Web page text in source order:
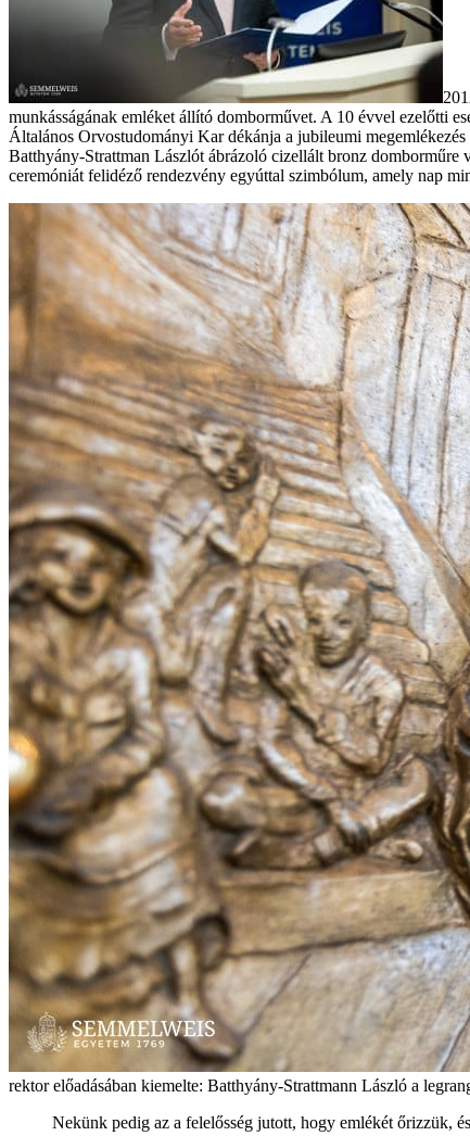
munkásságának emléket állító domborművet. A 10 évvel ezelőtti
Általános Orvostudományi Kar dékánja a jubileumi
Batthyány-Strattman Lászlót ábrázoló cizellált bronz domborműre
ceremóniát felidéző rendezvény egyúttal szimbólum, amely nap
rektor előadásában kiemelte: Batthyány-Strattmann László a
Nekünk pedig az a felelősség jutott, hogy emlékét őrizzük,